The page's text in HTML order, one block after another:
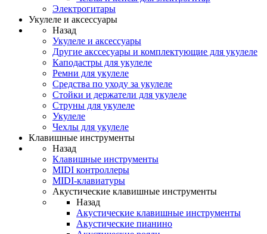
Электрогитары
Укулеле и аксессуары
Назад
Укулеле и аксессуары
Другие акссесуары и комплектующие для укулеле
Каподастры для укулеле
Ремни для укулеле
Средства по уходу за укулеле
Стойки и держатели для укулеле
Струны для укулеле
Укулеле
Чехлы для укулеле
Клавишные инструменты
Назад
Клавишные инструменты
MIDI контроллеры
MIDI-клавиатуры
Акустические клавишные инструменты
Назад
Акустические клавишные инструменты
Акустические пианино